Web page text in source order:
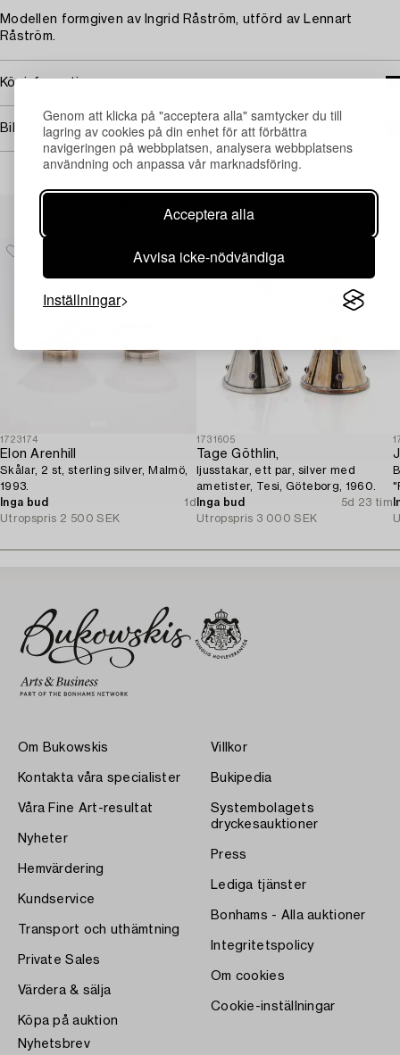
Genom att klicka på "acceptera alla" samtycker du till
lagring av cookies på din enhet för att förbättra
navigeringen på webbplatsen, analysera webbplatsens
användning och anpassa vår marknadsföring.
Acceptera alla
Avvisa icke-nödvändiga
Inställningar
Modellen formgiven av Ingrid Råström, utförd av Lennart
Råström.
Köpinformation
Bildrättigheter
Andra har även tittat på
1723174
Elon Arenhill
Skålar, 2 st, sterling silver, Malmö,
1993.
Inga bud
1d
Utropspris 2 500 SEK
1731605
Tage Göthlin,
ljusstakar, ett par, silver med
ametister, Tesi, Göteborg, 1960.
Inga bud
5d 23 tim
Utropspris 3 000 SEK
Om Bukowskis
Kontakta våra specialister
Våra Fine Art-resultat
Nyheter
Hemvärdering
Kundservice
Transport och uthämtning
Private Sales
Värdera & sälja
Köpa på auktion
Villkor
Bukipedia
Systembolagets
dryckesauktioner
Press
Lediga tjänster
Bonhams - Alla auktioner
Integritetspolicy
Om cookies
Cookie-inställningar
Nyhetsbrev